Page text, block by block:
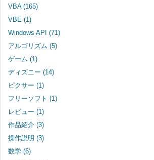
VBA (165)
VBE (1)
Windows API (71)
アルゴリズム (5)
ゲーム (1)
ディズニー (14)
ピクサー (1)
フリーソフト (1)
レビュー (1)
作品紹介 (3)
操作説明 (3)
数学 (6)